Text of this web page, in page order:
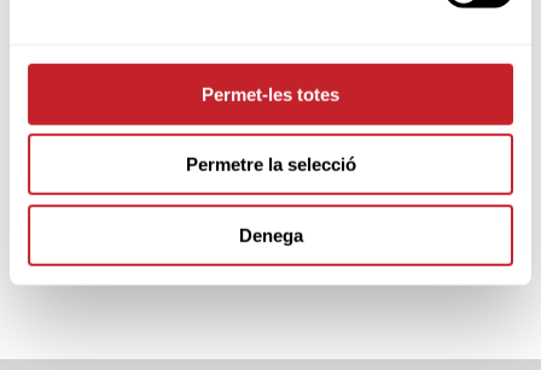
Permet-les totes
Permetre la selecció
Denega
SPONSORS
PARTNERS